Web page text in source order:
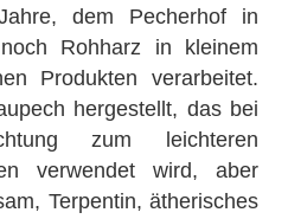
dem Pecherhof in
Rohharz in kleinem
Produkten verarbeitet.
hergestellt, das bei
zum leichteren
verwendet wird, aber
Terpentin, ätherisches